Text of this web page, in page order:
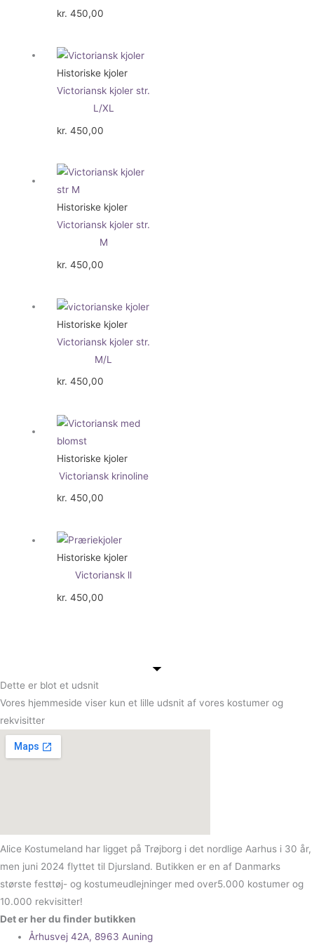
kr. 450,00
Historiske kjoler
Victoriansk kjoler str.
L/XL
kr. 450,00
Historiske kjoler
Victoriansk kjoler str.
M
kr. 450,00
Historiske kjoler
Victoriansk kjoler str.
M/L
kr. 450,00
Historiske kjoler
Victoriansk krinoline
kr. 450,00
Historiske kjoler
Victoriansk ll
kr. 450,00
Dette er blot et udsnit
Vores hjemmeside viser kun et lille udsnit af vores kostumer og
rekvisitter
Alice Kostumeland har ligget på Trøjborg i det nordlige Aarhus i 30 år,
men juni 2024 flyttet til Djursland. Butikken er en af Danmarks
største festtøj- og kostumeudlejninger med over5.000 kostumer og
10.000 rekvisitter!
Det er her du finder butikken
Århusvej 42A, 8963 Auning